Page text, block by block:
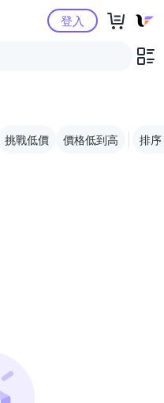
購物中心登入
挑戰低價 價格低到高 排序